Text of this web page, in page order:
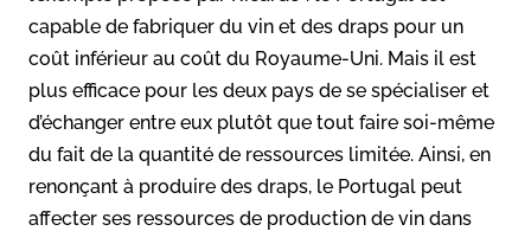
capable de fabriquer du vin et des draps pour un
coût inférieur au coût du Royaume-Uni. Mais il est
plus efficace pour les deux pays de se spécialiser et
d’échanger entre eux plutôt que tout faire soi-même
du fait de la quantité de ressources limitée. Ainsi, en
renonçant à produire des draps, le Portugal peut
affecter ses ressources de production de vin dans